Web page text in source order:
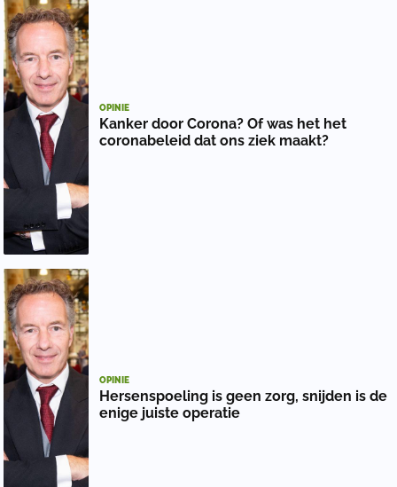
OPINIE
Kanker door Corona? Of was het het
coronabeleid dat ons ziek maakt?
OPINIE
Hersenspoeling is geen zorg, snijden is de
enige juiste operatie